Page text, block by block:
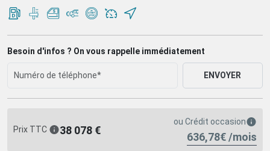
Besoin d'infos ? On vous rappelle immédiatement
ENVOYER
Prix TTC 38 078 €
ou Crédit occasion
636,78€ /mois